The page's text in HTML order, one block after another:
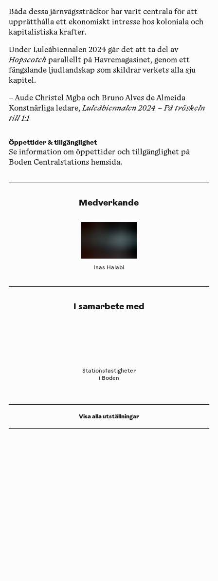
Båda dessa järnvägssträckor har varit centrala för att
upprätthålla ett ekonomiskt intresse hos koloniala och
kapitalistiska krafter.
Under Luleåbiennalen 2024 går det att ta del av
Hopscotchparallellt på Havremagasinet, genom ett
fängslande ljudlandskap som skildrar verkets alla sju
kapitel.
– Aude Christel Mgba och Bruno Alves de Almeida
Konstnärliga ledare,Luleåbiennalen 2024 –På tröskeln
till 1:1
Öppettider & tillgänglighet
Se information om öppettider och tillgänglighet på
Boden Centralstations hemsida.
Medverkande
Inas Halabi
I samarbete med
Stationsfastigheter
i Boden
Visa alla utställningar